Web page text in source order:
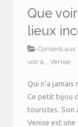
Que
lieux
Conseils aux
voir à...,Venise
Qui n’a
Ce petit bijou
touristes. Son
Venise est